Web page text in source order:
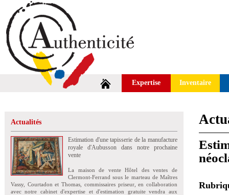
Expertise Inventaire
Actualités
Estimation d'une tapisserie de la manufacture
royale d'Aubusson dans notre prochaine
vente
La maison de vente Hôtel des ventes de
Clermont-Ferrand sous le marteau de Maîtres
Vassy, Courtadon et Thomas, commissaires priseur, en collaboration
avec notre cabinet d'expertise et d'estimation gratuite vendra aux